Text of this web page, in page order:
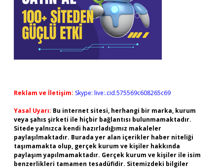
Reklam ve İletişim: Skype: live:.cid.575569c608265c69
Yasal Uyarı: Bu internet sitesi, herhangi bir marka, kurum
veya şahıs şirketi ile hiçbir bağlantısı bulunmamaktadır.
Sitede yalnızca kendi hazırladığımız makaleler
paylaşılmaktadır. Burada yer alan içerikler haber niteliği
taşımamakta olup, gerçek kurum ve kişiler hakkında
paylaşım yapılmamaktadır. Gerçek kurum ve kişiler ile isim
benzerlikleri tamamen tesadüfidir. Sitemizdeki bilgiler